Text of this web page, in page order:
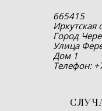
665415
Иркутская
Город
Улица
Дом 1
Телефон: